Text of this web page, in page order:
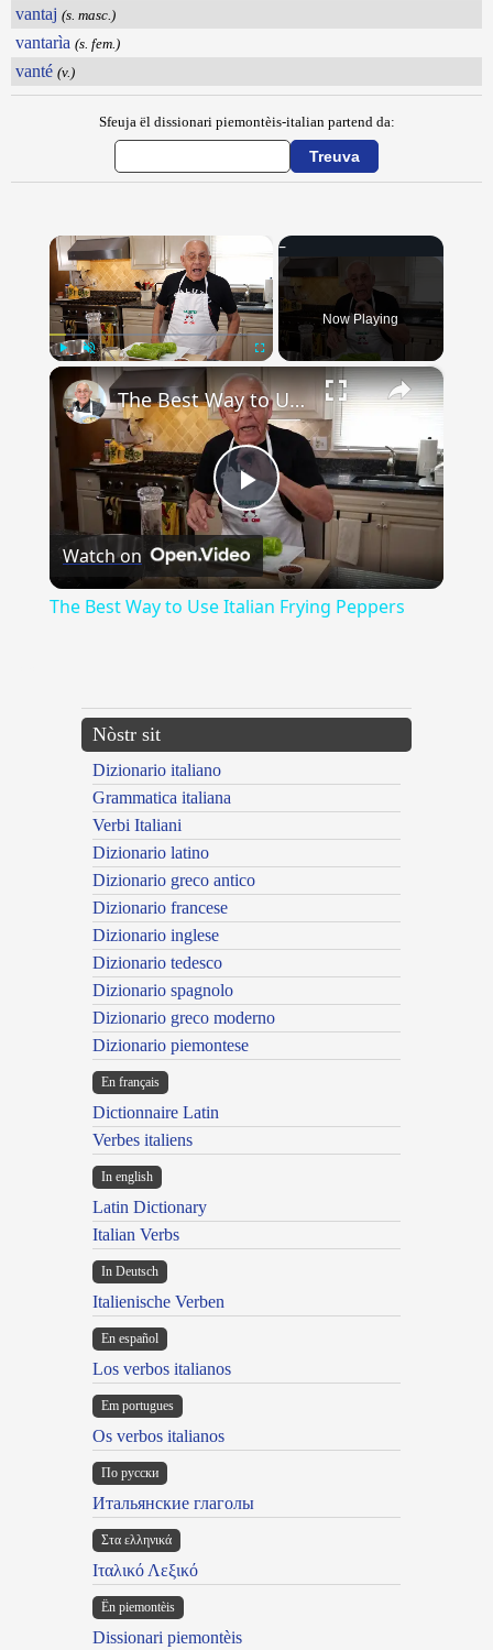
vantaj (s. masc.)
vantarìa (s. fem.)
vanté (v.)
Sfeuja ël dissionari piemontèis-italian partend da:
Unmute
Now Playing
×
Play
Video
The Best Way to Use Italian Frying Peppers
Watch on
The Best Way to Use Italian Frying Peppers
Nòstr sit
Dizionario italiano
Grammatica italiana
Verbi Italiani
Dizionario latino
Dizionario greco antico
Dizionario francese
Dizionario inglese
Dizionario tedesco
Dizionario spagnolo
Dizionario greco moderno
Dizionario piemontese
En français
Dictionnaire Latin
Verbes italiens
In english
Latin Dictionary
Italian Verbs
In Deutsch
Italienische Verben
En español
Los verbos italianos
Em portugues
Os verbos italianos
По русски
Итальянские глаголы
Στα ελληνικά
Ιταλικό Λεξικό
Ën piemontèis
Dissionari piemontèis